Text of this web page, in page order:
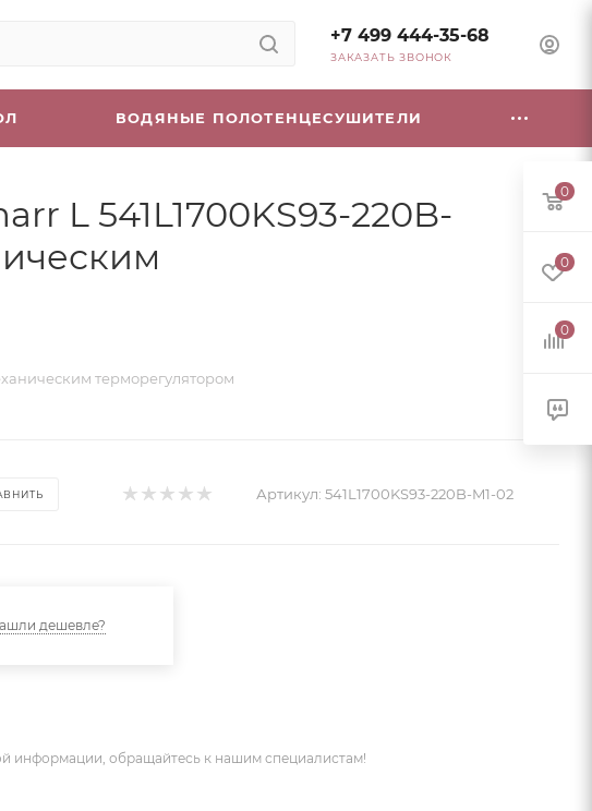
+7 499 444-35-68
ЗАКАЗАТЬ ЗВОНОК
ВОДЯНЫЕ ПОЛОТЕНЦЕСУШИТЕЛИ
L 541L1700KS93-220B-
терморегулятором
Артикул: 541L1700KS93-220B-M1-02
дешевле?
информации, обращайтесь к нашим специалистам!
0
0
0